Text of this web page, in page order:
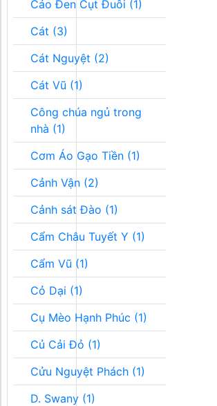
Cáo Đen Cụt Đuôi (1)
Cát (3)
Cát Nguyệt (2)
Cát Vũ (1)
Công chúa ngủ trong
nhà (1)
Cơm Áo Gạo Tiền (1)
Cảnh Vận (2)
Cảnh sát Đào (1)
Cẩm Châu Tuyết Y (1)
Cẩm Vũ (1)
Cỏ Dại (1)
Cụ Mèo Hạnh Phúc (1)
Củ Cải Đỏ (1)
Cửu Nguyệt Phách (1)
D. Swany (1)